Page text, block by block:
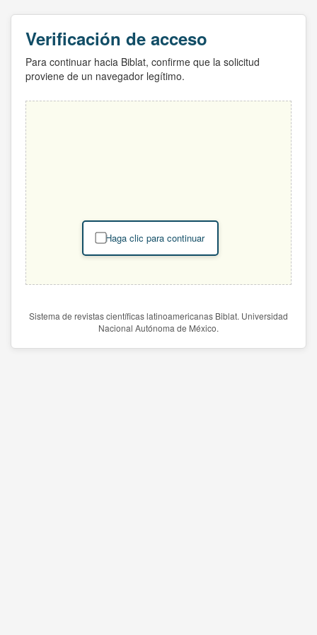
Verificación de acceso
Para continuar hacia Biblat, confirme que la solicitud
proviene de un navegador legítimo.
Haga clic para continuar
Sistema de revistas científicas latinoamericanas Biblat. Universidad
Nacional Autónoma de México.